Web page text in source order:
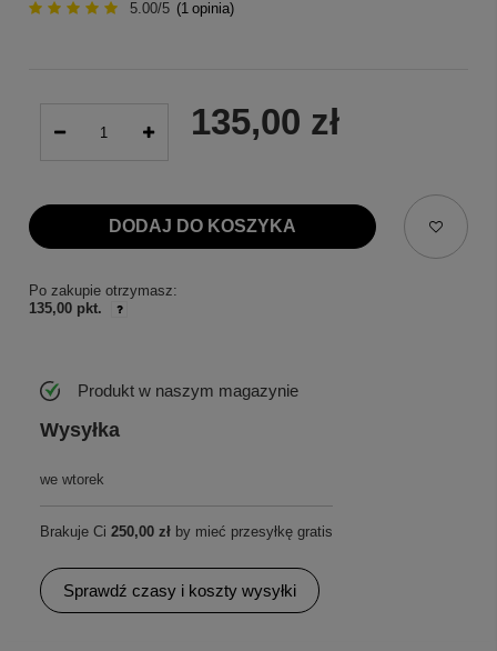
5.00/5 (1 opinia)
135,00 zł
DODAJ DO KOSZYKA
Po zakupie otrzymasz:
135,00 pkt.
Produkt w naszym magazynie
Wysyłka
we wtorek
Brakuje Ci 250,00 zł by mieć przesyłkę gratis
Sprawdź czasy i koszty wysyłki